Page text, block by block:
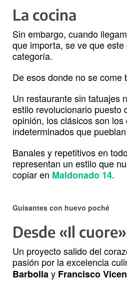
La cocina
Sin embargo, cuando
que importa, se ve que
categoría.
De esos donde no se come
Un restaurante sin tatuajes
estilo revolucionario puesto
opinión, los clásicos son los
indeterminados que
Banales y repetitivos en
representan un estilo que
copiar en Maldonado 14.
Guisantes con huevo poché
Desde «Il cuore»
Un proyecto salido del
pasión por la excelencia
Barbollay Francisco